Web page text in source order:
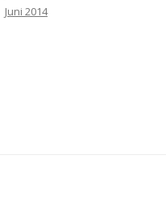
Juni 2014